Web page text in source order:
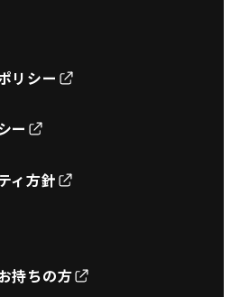
リシー
ー
ィ方針
持ちの方